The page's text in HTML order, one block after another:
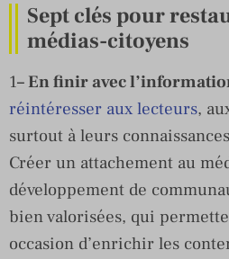
Sept clés pour
médias-citoyens
1– En finir avec
réintéresser aux lecteurs,
surtout à leurs
Créer un attachement au
développement de
bien valorisées, qui
occasion d’enrichir les